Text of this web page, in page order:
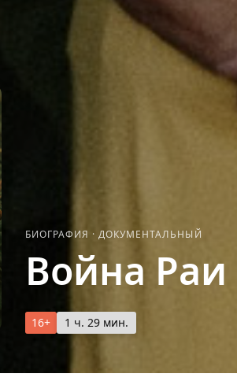
БИОГРАФИЯ · ДОКУМЕНТАЛЬНЫЙ
Война
16+ 1 ч. 29 мин.